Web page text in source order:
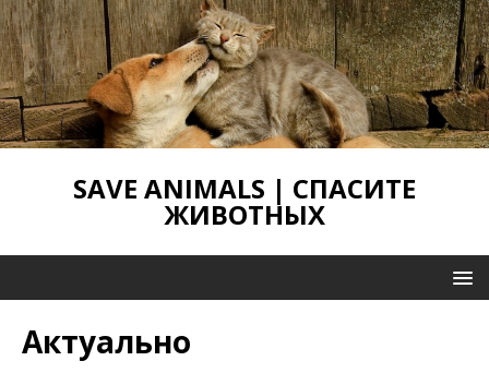
SAVE ANIMALS | СПАСИТЕ
ЖИВОТНЫХ
Актуально